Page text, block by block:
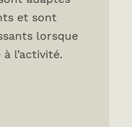
et sont
lorsque
l’activité.